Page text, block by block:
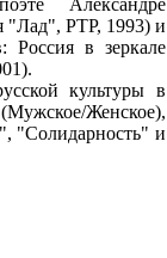
Александре
"Лад", РТР, 1993) и
Россия в зеркале
культуры в
Женское),
"Солидарность" и